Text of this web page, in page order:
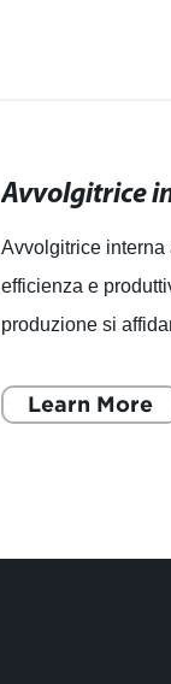
Avvolgitrice interna
efficienza e
produzione si
e la produttività. In
Learn More